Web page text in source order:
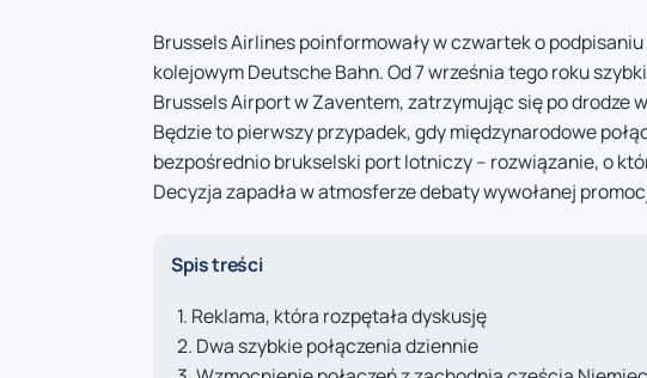
Brussels Airlines poinformowały w czwartek o
kolejowym Deutsche Bahn. Od 7 września tego roku
Brussels Airport w Zaventem, zatrzymując się po drodze
Będzie to pierwszy przypadek, gdy międzynarodowe
bezpośrednio brukselski port lotniczy – rozwiązanie, o
Decyzja zapadła w atmosferze debaty wywołanej
Spis treści
Reklama, która rozpętała dyskusję
Dwa szybkie połączenia dziennie